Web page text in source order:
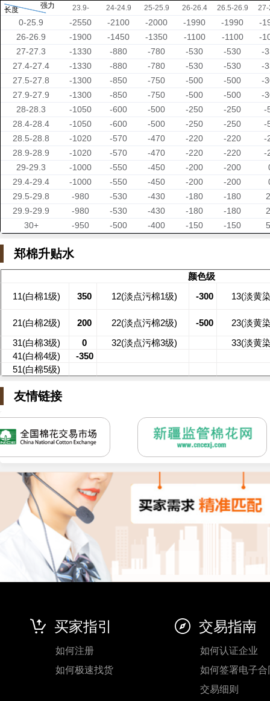
23.9- 24-24.9 25-25.9 26-26.4 26.5-26.9 27-
-2550 -2100 -2000 -1990 -1990
-
-1900
-1450 -1350 -1100 -1100
-
-1330
-880 -780 -530 -530
-
-1330
-880 -780 -530 -530
-
-1300
-850 -750 -500 -500
-
-1300
-850 -750 -500 -500
-
-1050
-600 -500 -250 -250
-
-1050
-600 -500 -250 -250
-
-1020
-570 -470 -220 -220
-
-1020
-570 -470 -220 -220
-
-1000
-550 -450 -200 -200
-1000
-550 -450 -200 -200
-980
-530 -430 -180 -180
-980
-530 -430 -180 -180
-950
-500 -400 -150 -150
长度 强力
0-25.9
26-26.9
27-27.3
27.4-27.4
27.5-27.8
27.9-27.9
28-28.3
28.4-28.4
28.5-28.8
28.9-28.9
29-29.3
29.4-29.4
29.5-29.8
29.9-29.9
30+
郑棉升贴水
颜色级
11(白棉1级)
350 12(淡点污棉1级) -300 13(淡黄
21(白棉2级) 200 22(淡点污棉2级) -500
23(淡黄
31(白棉3级)
0 32(淡点污棉3级)
33(淡黄
41(白棉4级)
-350
51(白棉5级)
友情链接
买家指引
如何注册
如何极速找货
交易指南
如何认证企业
如何签署电子合
交易细则